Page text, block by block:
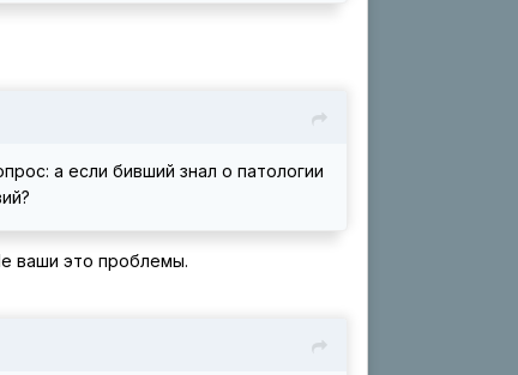
а если бивший знал о патологии
ваши это проблемы.